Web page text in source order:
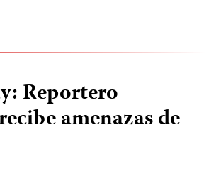
Reportero
amenazas de